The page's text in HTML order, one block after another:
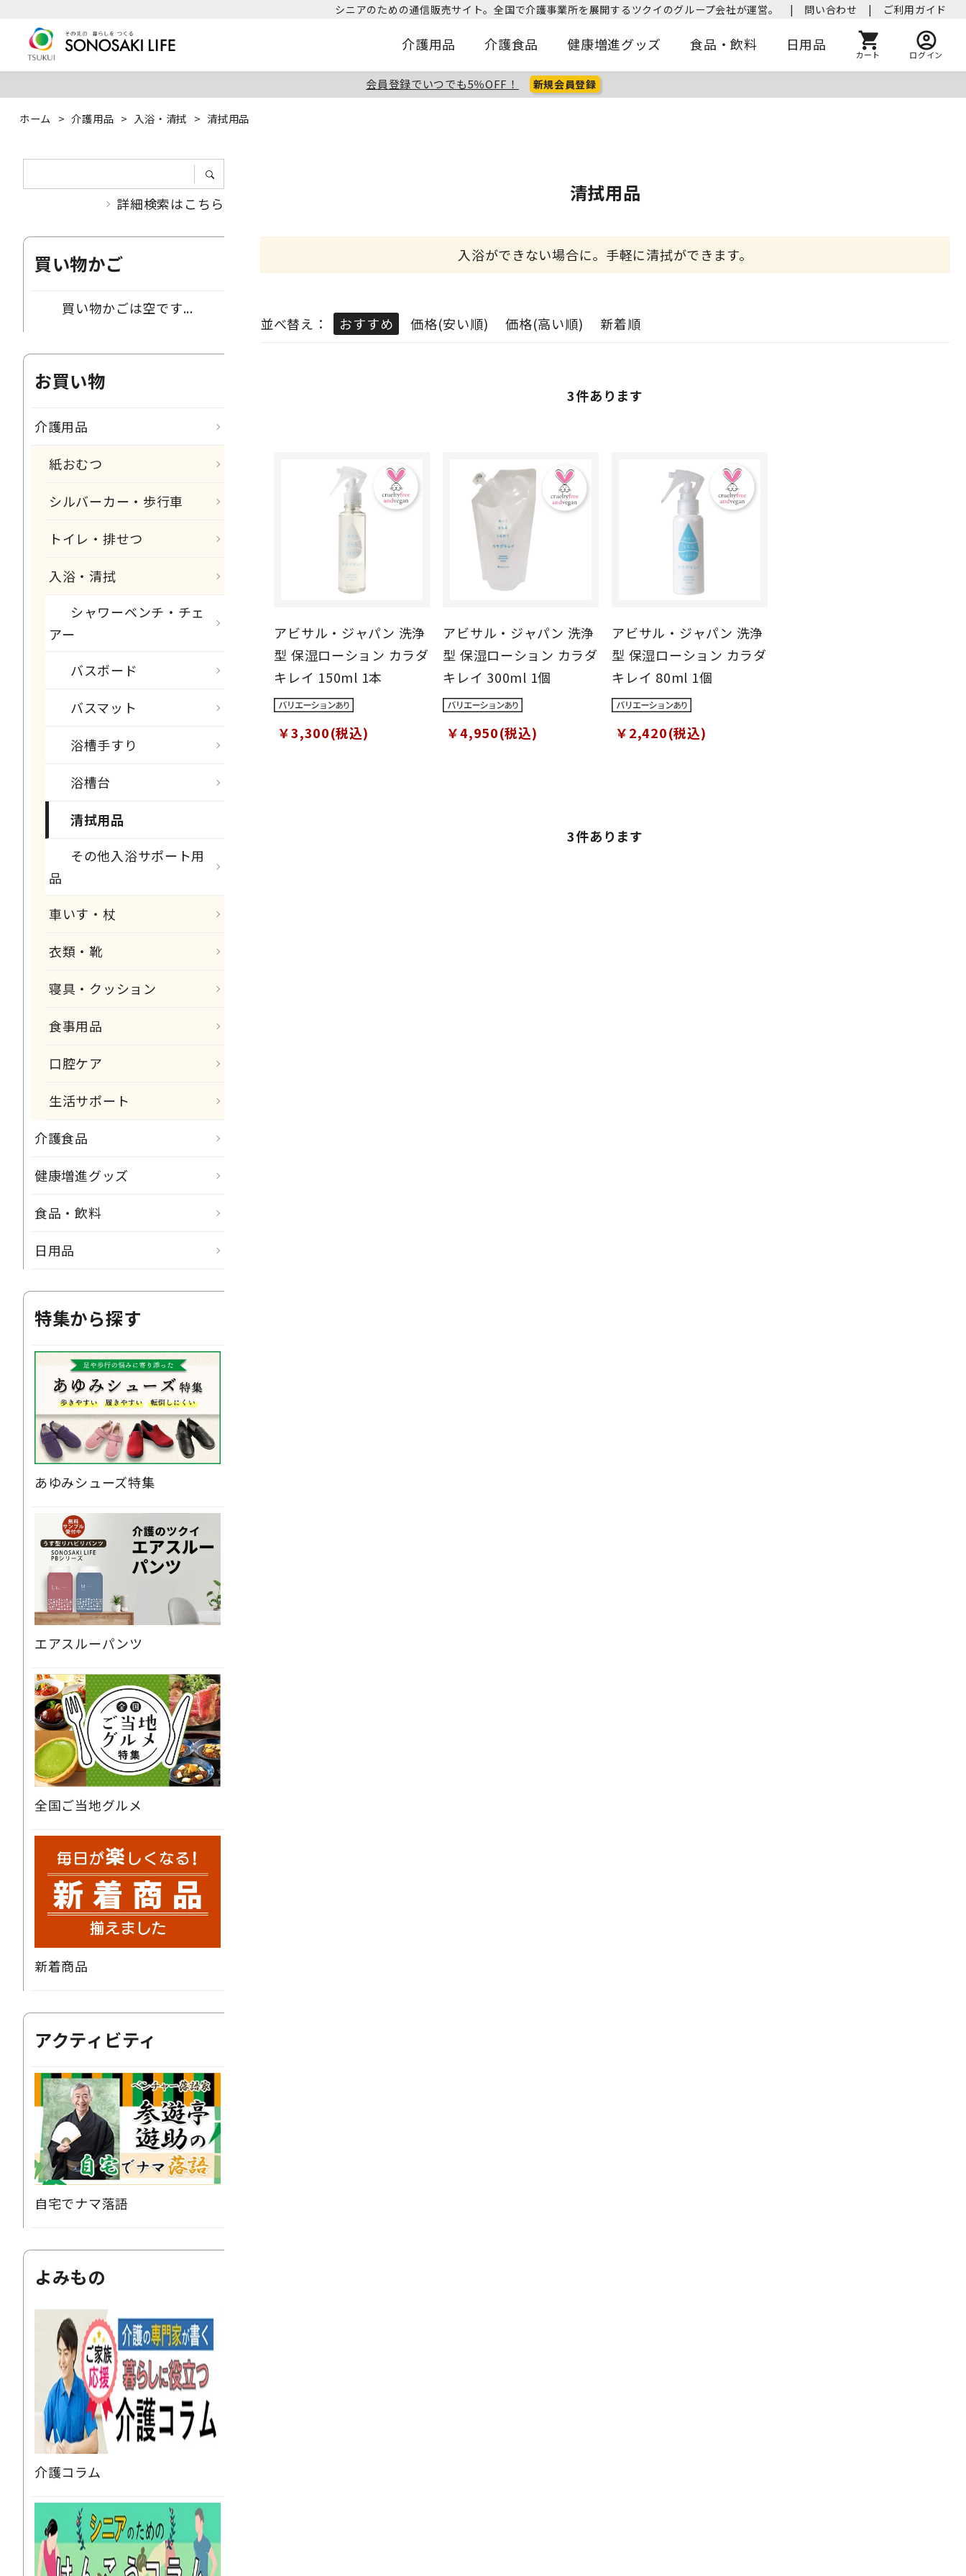
シニアのための通信販売サイト。全国で介護事業所を展開するツクイのグループ会社が運営。 | 問い合わせ | ご利用ガイド
介護用品 介護食品 健康増進グッズ 食品・飲料 日用品
カート ログイン
会員登録でいつでも5％OFF！ 新規会員登録
ホーム > 介護用品 > 入浴・清拭 > 清拭用品
詳細検索はこちら
買い物かご
買い物かごは空です...
お買い物
介護用品
紙おむつ
シルバーカー・歩行車
トイレ・排せつ
入浴・清拭
シャワーベンチ・チェ
アー
バスボード
バスマット
浴槽手すり
浴槽台
清拭用品
その他入浴サポート用
品
車いす・杖
衣類・靴
寝具・クッション
食事用品
口腔ケア
生活サポート
介護食品
健康増進グッズ
食品・飲料
日用品
特集から探す
あゆみシューズ特集
エアスルーパンツ
全国ご当地グルメ
新着商品
アクティビティ
自宅でナマ落語
よみもの
介護コラム
清拭用品
入浴ができない場合に。手軽に清拭ができます。
並べ替え： おすすめ 価格(安い順) 価格(高い順) 新着順
3件あります
アビサル・ジャパン 洗浄
型 保湿ローション カラダ
キレイ 150ml 1本
￥3,300(税込)
アビサル・ジャパン 洗浄
型 保湿ローション カラダ
キレイ 300ml 1個
￥4,950(税込)
アビサル・ジャパン 洗浄
型 保湿ローション カラダ
キレイ 80ml 1個
￥2,420(税込)
3件あります